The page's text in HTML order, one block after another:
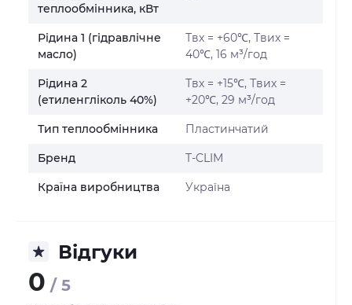
теплообмінника, кВт
Рідина 1 (гідравлічне
масло)
Твх = +60℃, Твих =
40℃, 16 м³/год
Рідина 2
(етиленгліколь 40%)
Твх = +15℃, Твих =
+20℃, 29 м³/год
Тип теплообмінника Пластинчатий
Бренд T-CLIM
Країна виробництва Україна
Відгуки
0 / 5